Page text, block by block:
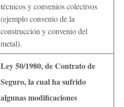
técnicos y convenios colectivos
(ejemplo convenio de la
construcción y convenio del
metal).
Ley 50/1980, de Contrato de
Seguro, la cual ha sufrido
algunas modificaciones